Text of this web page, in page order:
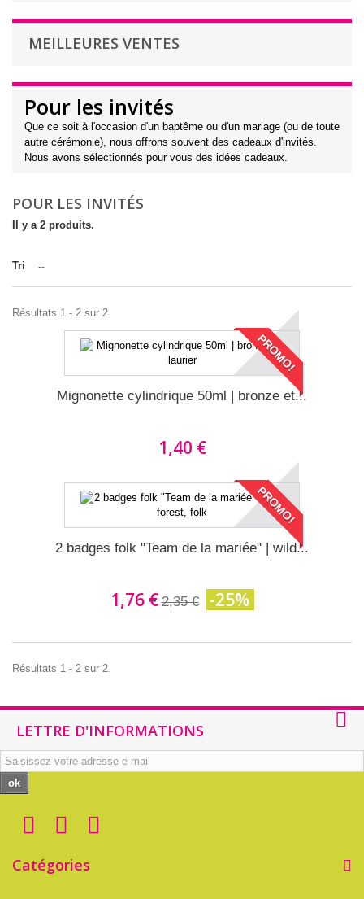
MEILLEURES VENTES
Pour les invités
Que ce soit à l'occasion d'un baptême ou d'un mariage (ou de toute
autre cérémonie), nous offrons souvent des cadeaux d'invités.
Nous avons sélectionnés pour vous des idées cadeaux.
POUR LES INVITÉS
Il y a 2 produits.
Tri --
Résultats 1 - 2 sur 2.
PROMO!
Mignonette cylindrique 50ml | bronze et...
1,40 €
PROMO!
2 badges folk "Team de la mariée" | wild...
1,76 € 2,35 € -25%
Résultats 1 - 2 sur 2.
LETTRE D'INFORMATIONS
ok
Catégories